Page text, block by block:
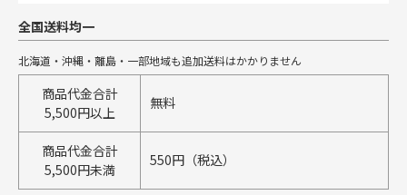
全国送料均一
北海道・沖縄・離島・一部地域も追加送料はかかりません
商品代金合計
5,500円以上
無料
商品代金合計
5,500円未満
550円（税込）